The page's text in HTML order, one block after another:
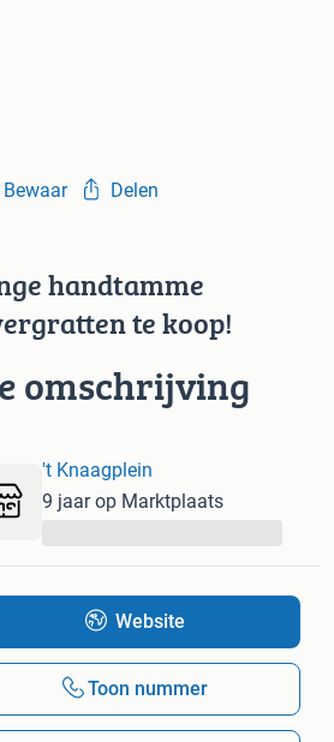
Bewaar Delen
handtamme
te koop!
omschrijving
't Knaagplein
9 jaar op Marktplaats
Website
Toon nummer